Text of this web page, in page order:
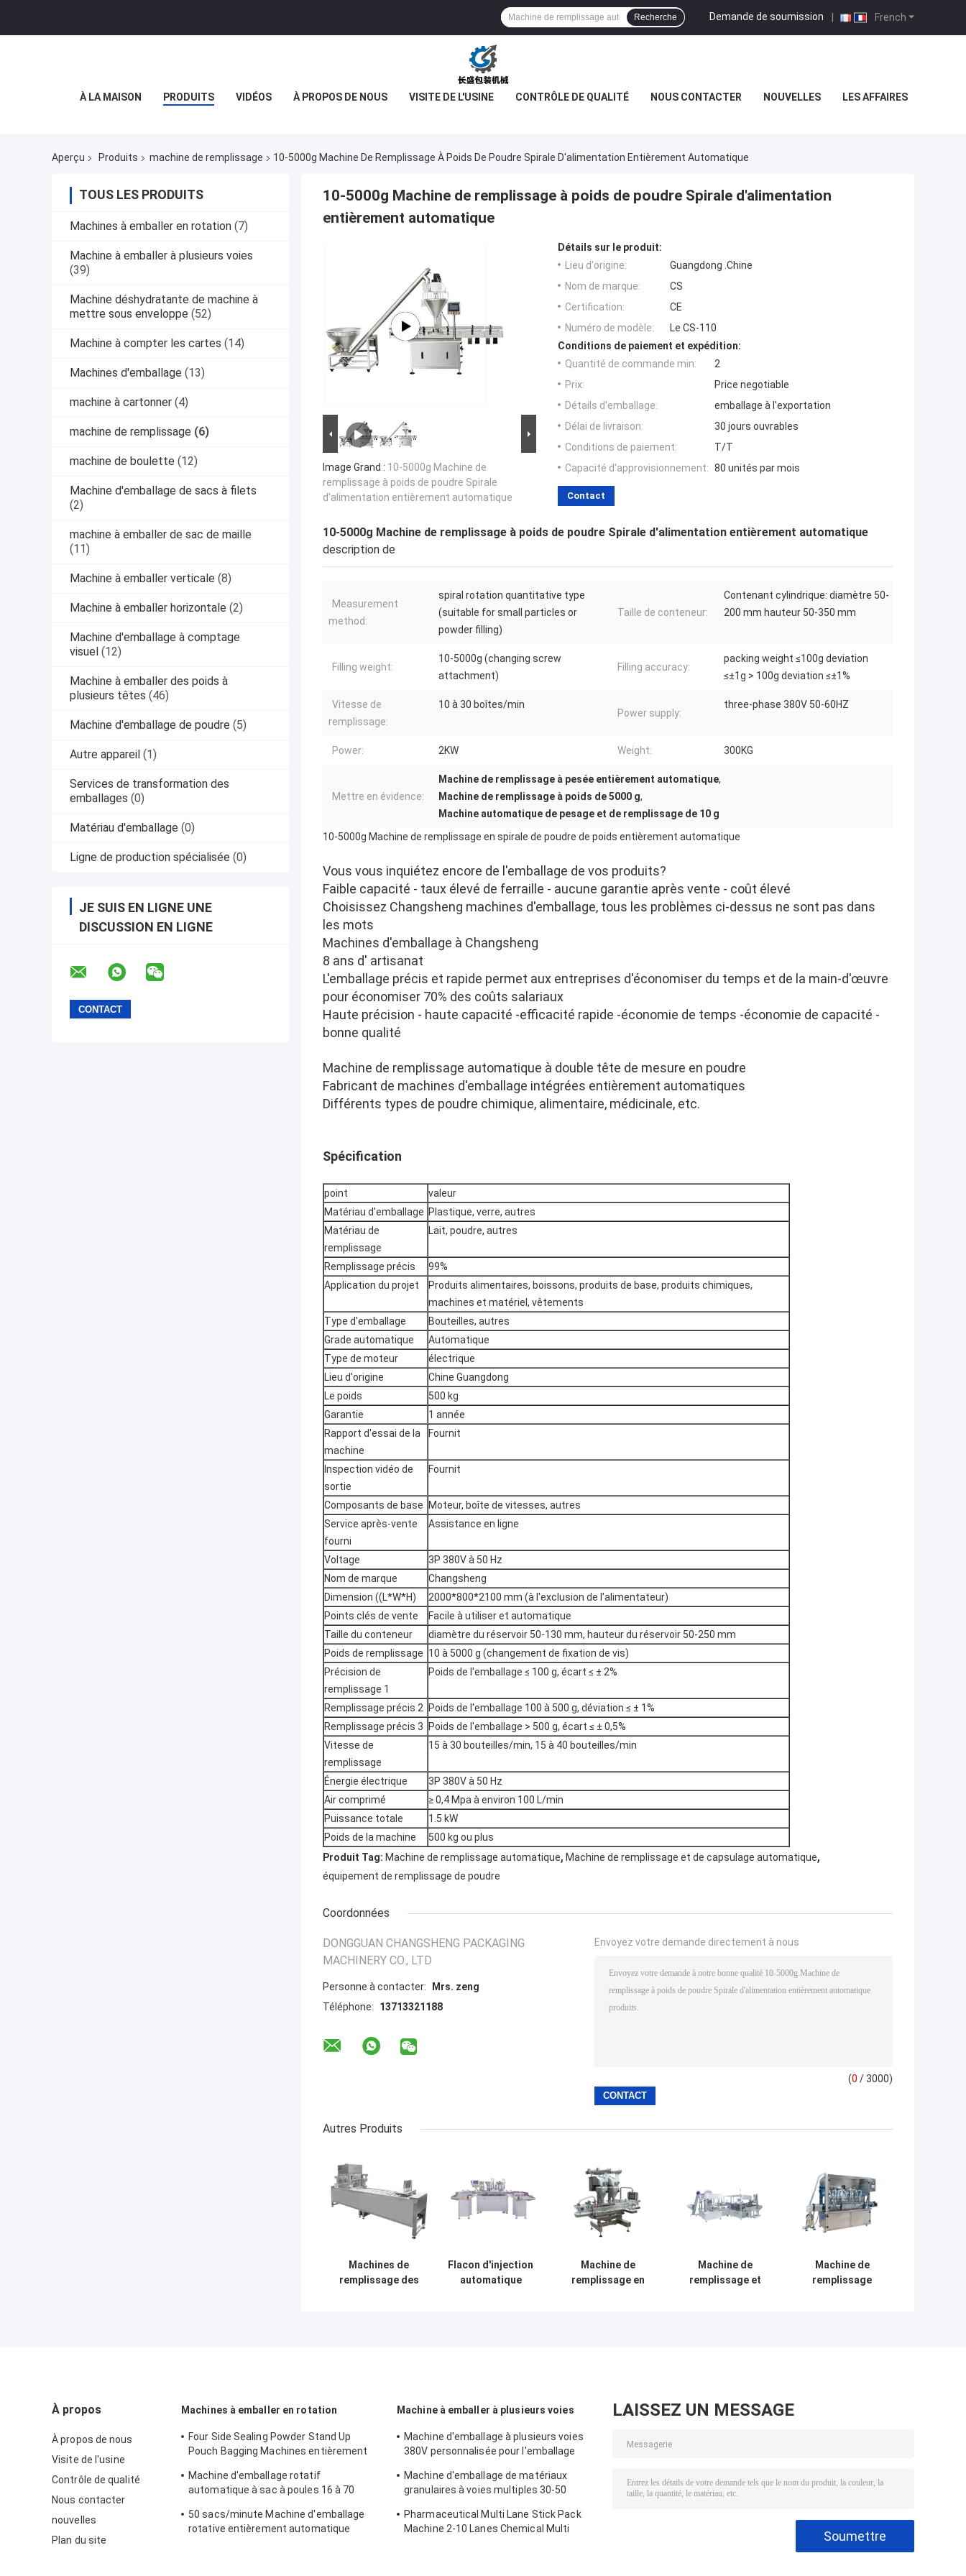
French
Demande de soumission |
Recherche
À LA MAISON PRODUITS VIDÉOS À PROPOS DE NOUS VISITE DE L'USINE CONTRÔLE DE QUALITÉ NOUS CONTACTER NOUVELLES LES AFFAIRES
Aperçu Produits machine de remplissage 10-5000g Machine De Remplissage À Poids De Poudre Spirale D'alimentation Entièrement Automatique
TOUS LES PRODUITS
Machines à emballer en rotation (7)
Machine à emballer à plusieurs voies
(39)
Machine déshydratante de machine à
mettre sous enveloppe (52)
Machine à compter les cartes (14)
Machines d'emballage (13)
machine à cartonner (4)
machine de remplissage (6)
machine de boulette (12)
Machine d'emballage de sacs à filets
(2)
machine à emballer de sac de maille
(11)
Machine à emballer verticale (8)
Machine à emballer horizontale (2)
Machine d'emballage à comptage
visuel (12)
Machine à emballer des poids à
plusieurs têtes (46)
Machine d'emballage de poudre (5)
Autre appareil (1)
Services de transformation des
emballages (0)
Matériau d'emballage (0)
Ligne de production spécialisée (0)
JE SUIS EN LIGNE UNE
DISCUSSION EN LIGNE
10-5000g Machine de remplissage à poids de poudre Spirale d'alimentation
entièrement automatique
Image Grand : 10-5000g Machine de
remplissage à poids de poudre Spirale
d'alimentation entièrement automatique
Détails sur le produit:
Lieu d'origine:
Guangdong .Chine
Nom de marque:
CS
Certification:
CE
Numéro de modèle:
Le CS-110
Conditions de paiement et expédition:
Quantité de commande min:
2
Prix:
Price negotiable
Détails d'emballage:
emballage à l'exportation
Délai de livraison:
30 jours ouvrables
Conditions de paiement:
T/T
Capacité d'approvisionnement: 80 unités par mois
Contact
10-5000g Machine de remplissage à poids de poudre Spirale d'alimentation entièrement automatique
description de
Measurement
method:
spiral rotation quantitative type
(suitable for small particles or
powder filling)
Taille de conteneur:
Contenant cylindrique: diamètre 50-
200 mm hauteur 50-350 mm
Filling weight:
10-5000g (changing screw
attachment)
Filling accuracy:
packing weight ≤100g deviation
≤±1g > 100g deviation ≤±1%
Vitesse de
remplissage:
10 à 30 boîtes/min
Power supply:
three-phase 380V 50-60HZ
Power: 2KW Weight: 300KG
Mettre en évidence:
Machine de remplissage à pesée entièrement automatique,
Machine de remplissage à poids de 5000 g,
Machine automatique de pesage et de remplissage de 10 g
10-5000g Machine de remplissage en spirale de poudre de poids entièrement automatique
Vous vous inquiétez encore de l'emballage de vos produits?
Faible capacité - taux élevé de ferraille - aucune garantie après vente - coût élevé
Choisissez Changsheng machines d'emballage, tous les problèmes ci-dessus ne sont pas dans
les mots
Machines d'emballage à Changsheng
8 ans d' artisanat
L'emballage précis et rapide permet aux entreprises d'économiser du temps et de la main-d'œuvre
pour économiser 70% des coûts salariaux
Haute précision - haute capacité -efficacité rapide -économie de temps -économie de capacité -
bonne qualité
Machine de remplissage automatique à double tête de mesure en poudre
Fabricant de machines d'emballage intégrées entièrement automatiques
Différents types de poudre chimique, alimentaire, médicinale, etc.
Spécification
point
valeur
Matériau d'emballage Plastique, verre, autres
Matériau de
remplissage
Lait, poudre, autres
Remplissage précis
99%
Application du projet
Produits alimentaires, boissons, produits de base, produits chimiques,
machines et matériel, vêtements
Type d'emballage
Bouteilles, autres
Grade automatique
Automatique
Type de moteur
électrique
Lieu d'origine
Chine Guangdong
Le poids
500 kg
Garantie
1 année
Rapport d'essai de la
machine
Fournit
Inspection vidéo de
sortie
Fournit
Composants de base
Moteur, boîte de vitesses, autres
Service après-vente
fourni
Assistance en ligne
Voltage
3P 380V à 50 Hz
Nom de marque
Changsheng
Dimension ((L*W*H)
2000*800*2100 mm (à l'exclusion de l'alimentateur)
Points clés de vente
Facile à utiliser et automatique
Taille du conteneur
diamètre du réservoir 50-130 mm, hauteur du réservoir 50-250 mm
Poids de remplissage 10 à 5000 g (changement de fixation de vis)
Précision de
remplissage 1
Poids de l'emballage ≤ 100 g, écart ≤ ± 2%
Remplissage précis 2 Poids de l'emballage 100 à 500 g, déviation ≤ ± 1%
Remplissage précis 3
Poids de l'emballage > 500 g, écart ≤ ± 0,5%
Vitesse de
remplissage
15 à 30 bouteilles/min, 15 à 40 bouteilles/min
Énergie électrique
3P 380V à 50 Hz
Air comprimé
≥ 0,4 Mpa à environ 100 L/min
Puissance totale
1.5 kW
Poids de la machine
500 kg ou plus
Produit Tag: Machine de remplissage automatique, Machine de remplissage et de capsulage automatique,
équipement de remplissage de poudre
Coordonnées
DONGGUAN CHANGSHENG PACKAGING
MACHINERY CO., LTD
Personne à contacter:
Mrs. zeng
Téléphone:
13713321188
Envoyez votre demande directement à nous
(0 / 3000)
Autres Produits
Machines de
remplissage des
Flacon d'injection
automatique
Machine de
remplissage en
Machine de
remplissage et
Machine de
remplissage
À propos
À propos de nous
Visite de l'usine
Contrôle de qualité
Nous contacter
nouvelles
Plan du site
Machines à emballer en rotation
Four Side Sealing Powder Stand Up
Pouch Bagging Machines entièrement
Machine d'emballage rotatif
automatique à sac à poules 16 à 70
50 sacs/minute Machine d'emballage
rotative entièrement automatique
Machine à emballer à plusieurs voies
Machine d'emballage à plusieurs voies
380V personnalisée pour l'emballage
Machine d'emballage de matériaux
granulaires à voies multiples 30-50
Pharmaceutical Multi Lane Stick Pack
Machine 2-10 Lanes Chemical Multi
LAISSEZ UN MESSAGE